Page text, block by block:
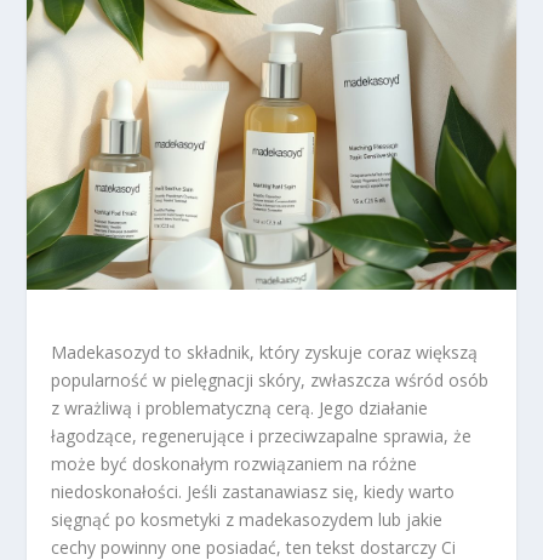
Madekasozyd to składnik, który zyskuje coraz większą
popularność w pielęgnacji skóry, zwłaszcza wśród osób
z wrażliwą i problematyczną cerą. Jego działanie
łagodzące, regenerujące i przeciwzapalne sprawia, że
może być doskonałym rozwiązaniem na różne
niedoskonałości. Jeśli zastanawiasz się, kiedy warto
sięgnąć po kosmetyki z madekasozydem lub jakie
cechy powinny one posiadać, ten tekst dostarczy Ci